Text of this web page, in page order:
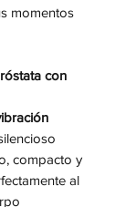
momentos
con
compacto y
al